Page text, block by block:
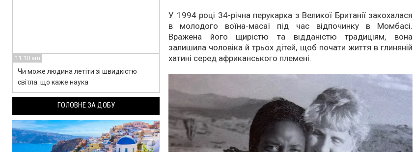
У 1994 році 34-річна перукарка з Великої Британії закохалася
в молодого воїна-масаї під час відпочинку в Момбасі.
Вражена його щирістю та відданістю традиціям, вона
залишила чоловіка й трьох дітей, щоб почати життя в глиняній
хатині серед африканського племені.
11:10 am
Чи може людина летіти зі швидкістю
світла: що каже наука
ГОЛОВНЕ ЗА ДОБУ